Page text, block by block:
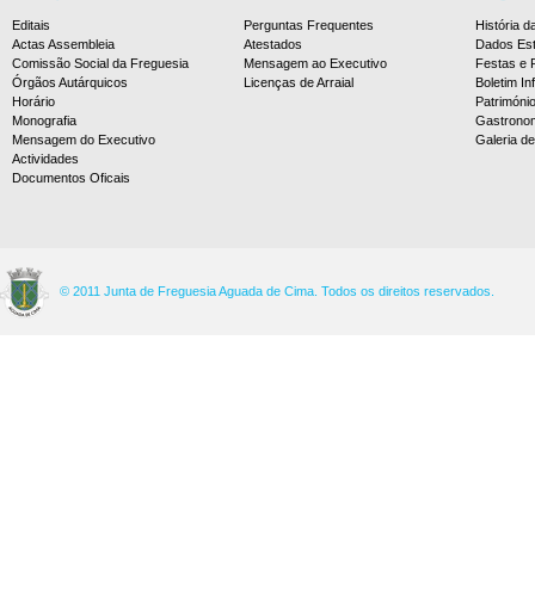
Editais
Actas Assembleia
Comissão Social da Freguesia
Órgãos Autárquicos
Horário
Monografia
Mensagem do Executivo
Actividades
Documentos Oficais
Perguntas Frequentes
Atestados
Mensagem ao Executivo
Licenças de Arraial
História
Dados
Festas e
Boletim
Património
Galeria
© 2011 Junta de Freguesia Aguada de Cima. Todos os direitos reservados.